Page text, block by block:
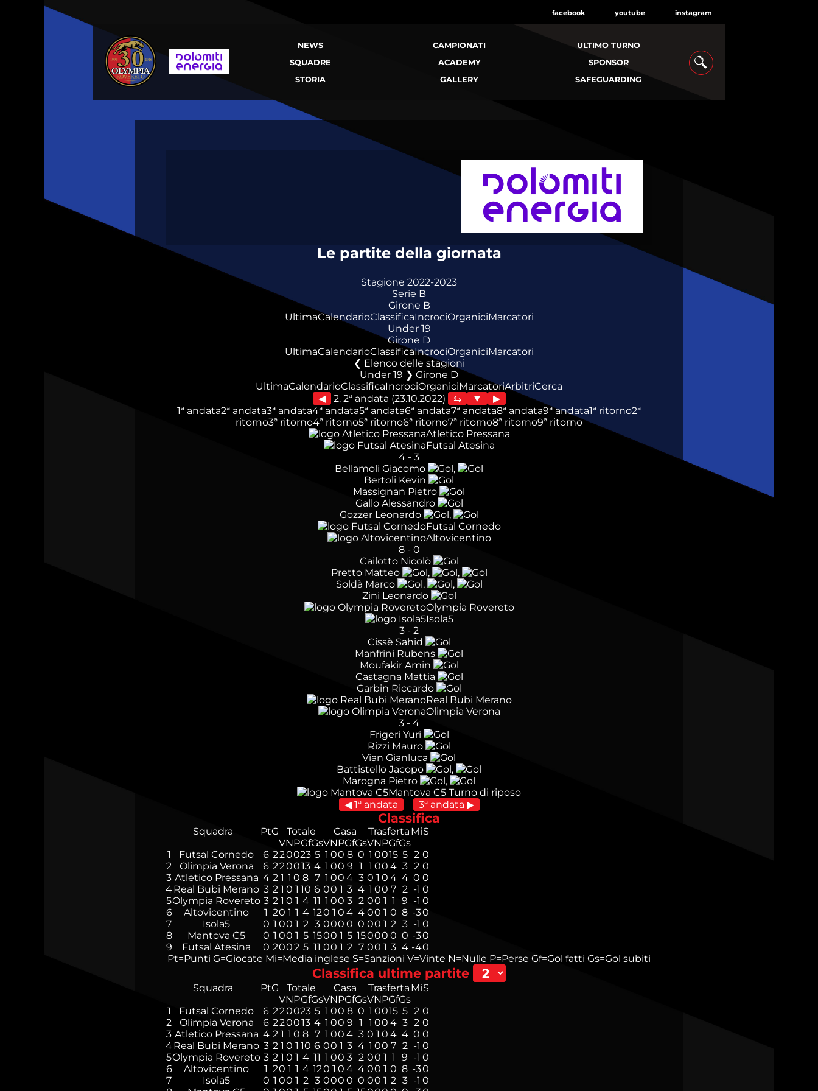
facebook youtube instagram
NEWS CAMPIONATI
ULTIMO TURNO
SQUADRE
ACADEMY
SPONSOR
STORIA
GALLERY SAFEGUARDING
Le partite della giornata
Stagione 2022-2023
Serie B
Girone B
UltimaCalendarioClassificaIncrociOrganiciMarcatori
Under 19
Girone D
UltimaCalendarioClassificaIncrociOrganiciMarcatori
Elenco delle stagioni
Under 19 ❯ Girone D
UltimaCalendarioClassificaIncrociOrganiciMarcatoriArbitriCerca
◀
2. 2ª andata (23.10.2022)
▶
1ª andata2ª andata3ª andata4ª andata5ª andata6ª andata7ª andata8ª andata9ª andata1ª ritorno2ª
ritorno3ª ritorno4ª ritorno5ª ritorno6ª ritorno7ª ritorno8ª ritorno9ª ritorno
Atletico Pressana
Futsal Atesina
4 - 3
Bellamoli Giacomo
,
Bertoli Kevin
Massignan Pietro
Gallo Alessandro
Gozzer Leonardo
,
Futsal Cornedo
Altovicentino
8- 0
Cailotto Nicolò
Pretto Matteo
,
,
Soldà Marco
,
,
Zini Leonardo
Olympia Rovereto
Isola5
3 - 2
Cissè Sahid
Manfrini Rubens
Moufakir Amin
Castagna Mattia
Garbin Riccardo
Real Bubi Merano
Olimpia Verona
3 - 4
Frigeri Yuri
Rizzi Mauro
Vian Gianluca
Battistello Jacopo
,
Marogna Pietro
,
Mantova C5 Turno di riposo
◀ 1ª andata
3ª andata ▶
Classifica
Squadra PtG Totale Casa Trasferta MiS
VNPGfGsVNPGfGsVNPGfGs
1
Futsal Cornedo 6 220023 5 1 00 8 0 1 0015 5 2 0
2
Olimpia Verona 6 220013 4 1 00 9 1 1 00 4 3 2 0
3 Atletico Pressana 4 2 1 1 0 8 7 1 00 4 3 0 1 0 4 4 0 0
4Real Bubi Merano 3 2 1 0 1 10 6 00 1 3 4 1 00 7 2 -1 0
5Olympia Rovereto 3 2 1 0 1 4 11 1 00 3 2 00 1 1 9 -1 0
6
Altovicentino 1 20 1 1 4 120 1 0 4 4 00 1 0 8 -30
7
Isola5 0 1 00 1 2 3 000 0 0 00 1 2 3 -1 0
8
Mantova C5 0 1 00 1 5 1500 1 5 15000 0 0 -30
9
Futsal Atesina 0 2002 5 11 00 1 2 7 00 1 3 4 -40
Pt=Punti G=Giocate Mi=Media inglese S=Sanzioni V=Vinte N=Nulle P=Perse Gf=Gol fatti Gs=Gol subiti
Classifica ultime partite
Squadra PtG Totale Casa Trasferta MiS
VNPGfGsVNPGfGsVNPGfGs
1
Futsal Cornedo 6 220023 5 1 00 8 0 1 0015 5 2 0
2
Olimpia Verona 6 220013 4 1 00 9 1 1 00 4 3 2 0
3 Atletico Pressana 4 2 1 1 0 8 7 1 00 4 3 0 1 0 4 4 0 0
4Real Bubi Merano 3 2 1 0 1 10 6 00 1 3 4 1 00 7 2 -1 0
5Olympia Rovereto 3 2 1 0 1 4 11 1 00 3 2 00 1 1 9 -1 0
6
Altovicentino 1 20 1 1 4 120 1 0 4 4 00 1 0 8 -30
7
Isola5 0 1 00 1 2 3 000 0 0 00 1 2 3 -1 0